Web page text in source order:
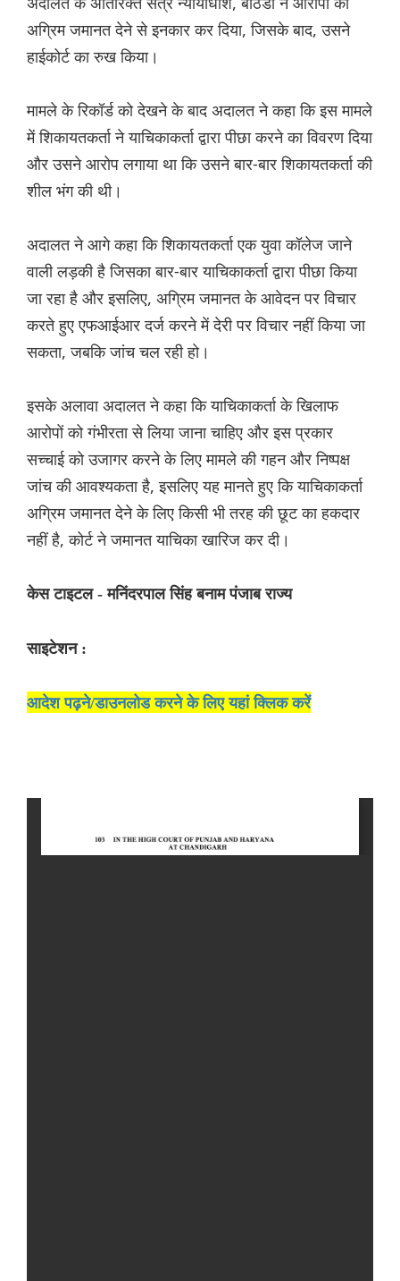
अग्रिम जमानत देने से इनकार कर दिया, जिसके बाद, उसने
हाईकोर्ट का रुख किया।
मामले के रिकॉर्ड को देखने के बाद अदालत ने कहा कि इस मामले
में शिकायतकर्ता ने याचिकाकर्ता द्वारा पीछा करने का विवरण दिया
और उसने आरोप लगाया था कि उसने बार-बार शिकायतकर्ता की
शील भंग की थी।
अदालत ने आगे कहा कि शिकायतकर्ता एक युवा कॉलेज जाने
वाली लड़की है जिसका बार-बार याचिकाकर्ता द्वारा पीछा किया
जा रहा है और इसलिए, अग्रिम जमानत के आवेदन पर विचार
करते हुए एफआईआर दर्ज करने में देरी पर विचार नहीं किया जा
सकता, जबकि जांच चल रही हो।
इसके अलावा अदालत ने कहा कि याचिकाकर्ता के खिलाफ
आरोपों को गंभीरता से लिया जाना चाहिए और इस प्रकार
सच्चाई को उजागर करने के लिए मामले की गहन और निष्पक्ष
जांच की आवश्यकता है, इसलिए यह मानते हुए कि याचिकाकर्ता
अग्रिम जमानत देने के लिए किसी भी तरह की छूट का हकदार
नहीं है, कोर्ट ने जमानत याचिका खारिज कर दी।
केस टाइटल - मनिंदरपाल सिंह बनाम पंजाब राज्य
साइटेशन :
आदेश पढ़ने/डाउनलोड करने के लिए यहां क्लिक करें